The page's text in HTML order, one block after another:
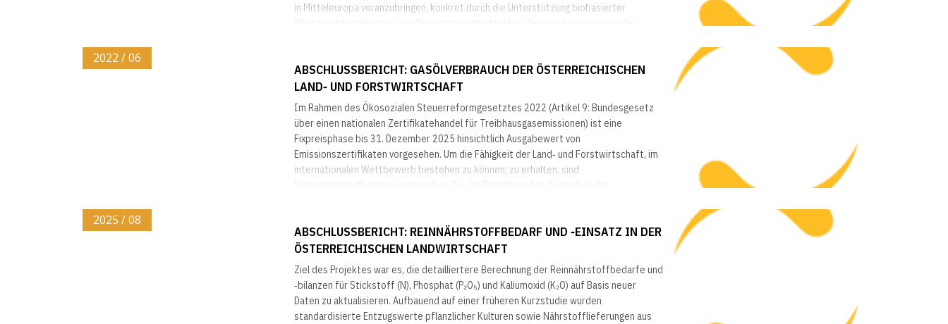
in Mitteleuropa voranzubringen, konkret durch die Unterstützung biobasierter
2022 / 06
ABSCHLUSSBERICHT: GASÖLVERBRAUCH DER ÖSTERREICHISCHEN
LAND‐ UND FORSTWIRTSCHAFT
Im Rahmen des Ökosozialen Steuerreformgesetztes 2022 (Artikel 9: Bundesgesetz
über einen nationalen Zertifikatehandel für Treibhausgasemissionen) ist eine
Fixpreisphase bis 31. Dezember 2025 hinsichtlich Ausgabewert von
Emissionszertifikaten vorgesehen. Um die Fähigkeit der Land‐ und Forstwirtschaft, im
internationalen Wettbewerb bestehen zu können, zu erhalten, sind
2025 / 08
ABSCHLUSSBERICHT: REINNÄHRSTOFFBEDARF UND ‐EINSATZ IN DER
ÖSTERREICHISCHEN LANDWIRTSCHAFT
Ziel des Projektes war es, die detailliertere Berechnung der Reinnährstoffbedarfe und
‐bilanzen für Stickstoff (N), Phosphat (P₂O₅) und Kaliumoxid (K₂O) auf Basis neuer
Daten zu aktualisieren. Aufbauend auf einer früheren Kurzstudie wurden
standardisierte Entzugswerte pflanzlicher Kulturen sowie Nährstofflieferungen aus